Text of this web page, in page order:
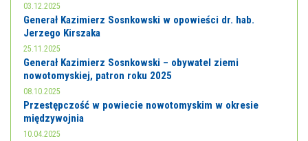
03.12.2025
Generał Kazimierz Sosnkowski w opowieści dr. hab.
Jerzego Kirszaka
25.11.2025
Generał Kazimierz Sosnkowski – obywatel ziemi
nowotomyskiej, patron roku 2025
08.10.2025
Przestępczość w powiecie nowotomyskim w okresie
międzywojnia
10.04.2025